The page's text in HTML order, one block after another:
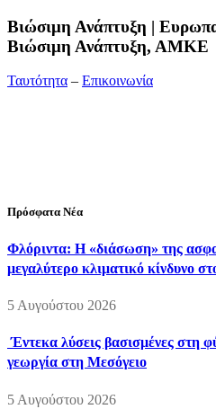
Bιώσιμη Ανάπτυξη |
Βιώσιμη Ανάπτυξη, ΑΜΚΕ
Ταυτότητα – Επικοινωνία
Πρόσφατα Νέα
Φλόριντα: Η «διάσωση» της
μεγαλύτερο κλιματικό κίνδυνο
5 Αυγούστου 2026
Έντεκα λύσεις βασισμένες στη
γεωργία στη Μεσόγειο
5 Αυγούστου 2026